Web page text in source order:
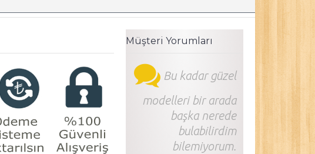
Ağız ve Diş Sağlığı Diş Tablosu Diş Hastanesi Dekorasyon Doktor
Müşteri Yorumları
Bu kadar güzel
modelleri bir arada
başka nerede
bulabilirdim
bilemiyorum.